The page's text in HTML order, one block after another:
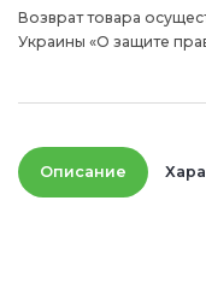
Возврат товара
Украины «О защите
Описание